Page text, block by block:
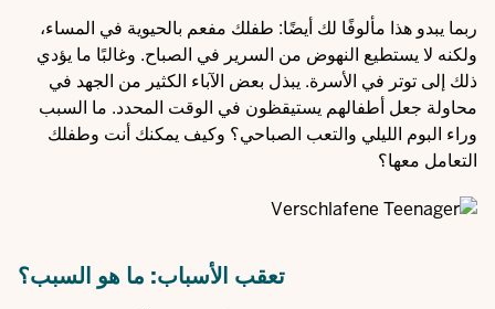
ربما يبدو هذا مألوفًا لك أيضًا: طفلك مفعم بالحيوية في المساء،
ولكنه لا يستطيع النهوض من السرير في الصباح. وغالبًا ما يؤدي
ذلك إلى توتر في الأسرة. يبذل بعض الآباء الكثير من الجهد في
محاولة جعل أطفالهم يستيقظون في الوقت المحدد. ما السبب
وراء البوم الليلي والتعب الصباحي؟ وكيف يمكنك أنت وطفلك
التعامل معها؟
تعقب الأسباب: ما هو السبب؟